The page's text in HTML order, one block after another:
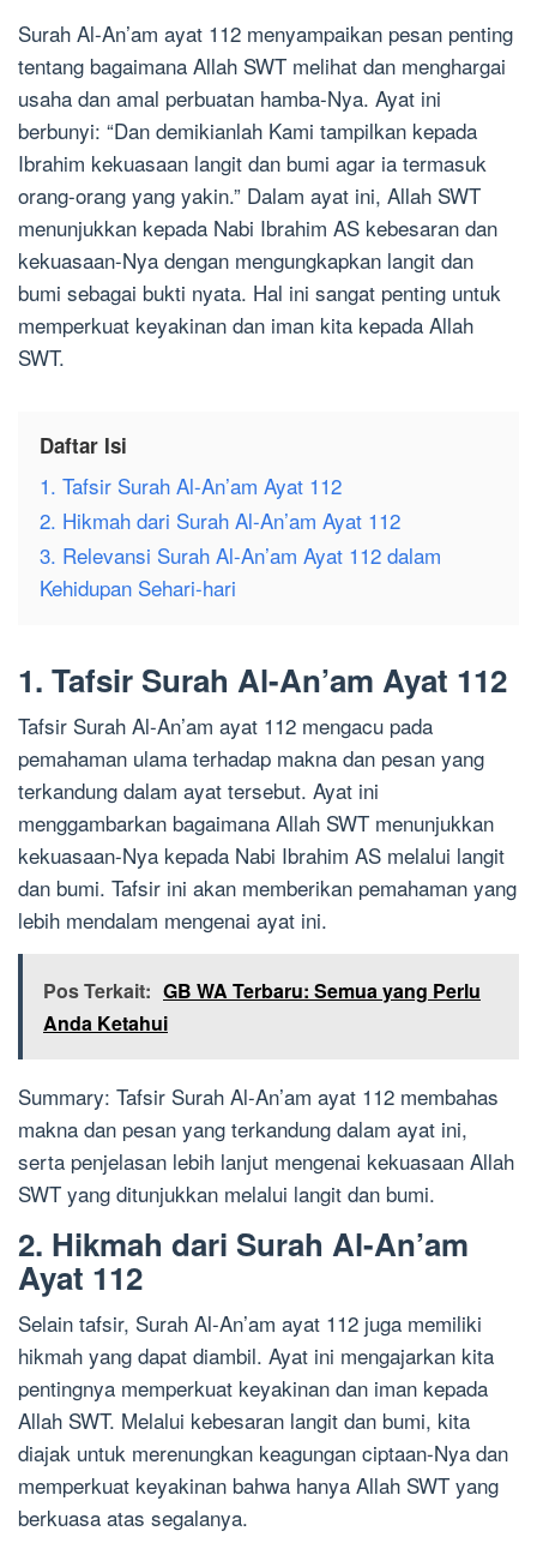
Surah Al-An’am ayat 112 menyampaikan pesan penting
tentang bagaimana Allah SWT melihat dan menghargai
usaha dan amal perbuatan hamba-Nya. Ayat ini
berbunyi: “Dan demikianlah Kami tampilkan kepada
Ibrahim kekuasaan langit dan bumi agar ia termasuk
orang-orang yang yakin.” Dalam ayat ini, Allah SWT
menunjukkan kepada Nabi Ibrahim AS kebesaran dan
kekuasaan-Nya dengan mengungkapkan langit dan
bumi sebagai bukti nyata. Hal ini sangat penting untuk
memperkuat keyakinan dan iman kita kepada Allah
SWT.
Daftar Isi
1. Tafsir Surah Al-An’am Ayat 112
2. Hikmah dari Surah Al-An’am Ayat 112
3. Relevansi Surah Al-An’am Ayat 112 dalam
Kehidupan Sehari-hari
1. Tafsir Surah Al-An’am Ayat 112
Tafsir Surah Al-An’am ayat 112 mengacu pada
pemahaman ulama terhadap makna dan pesan yang
terkandung dalam ayat tersebut. Ayat ini
menggambarkan bagaimana Allah SWT menunjukkan
kekuasaan-Nya kepada Nabi Ibrahim AS melalui langit
dan bumi. Tafsir ini akan memberikan pemahaman yang
lebih mendalam mengenai ayat ini.
Pos Terkait: GB WA Terbaru: Semua yang Perlu
Anda Ketahui
Summary: Tafsir Surah Al-An’am ayat 112 membahas
makna dan pesan yang terkandung dalam ayat ini,
serta penjelasan lebih lanjut mengenai kekuasaan Allah
SWT yang ditunjukkan melalui langit dan bumi.
2. Hikmah dari Surah Al-An’am
Ayat 112
Selain tafsir, Surah Al-An’am ayat 112 juga memiliki
hikmah yang dapat diambil. Ayat ini mengajarkan kita
pentingnya memperkuat keyakinan dan iman kepada
Allah SWT. Melalui kebesaran langit dan bumi, kita
diajak untuk merenungkan keagungan ciptaan-Nya dan
memperkuat keyakinan bahwa hanya Allah SWT yang
berkuasa atas segalanya.